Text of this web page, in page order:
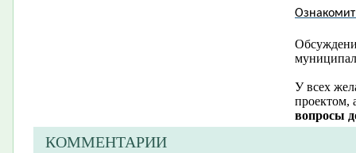
У всех
проектом,
вопросы
КОММЕНТАРИИ